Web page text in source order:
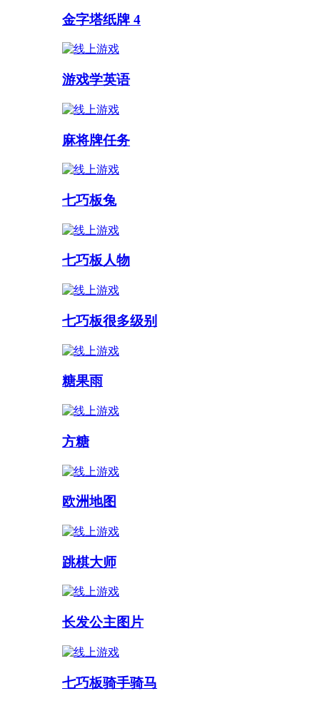
金字塔纸牌 4
游戏学英语
麻将牌任务
七巧板兔
七巧板人物
七巧板很多级别
糖果雨
方糖
欧洲地图
跳棋大师
长发公主图片
七巧板骑手骑马